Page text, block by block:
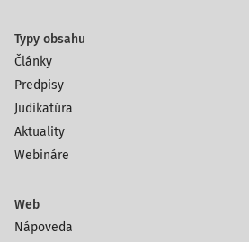
Typy obsahu
Články
Predpisy
Judikatúra
Aktuality
Webináre
Web
Nápoveda